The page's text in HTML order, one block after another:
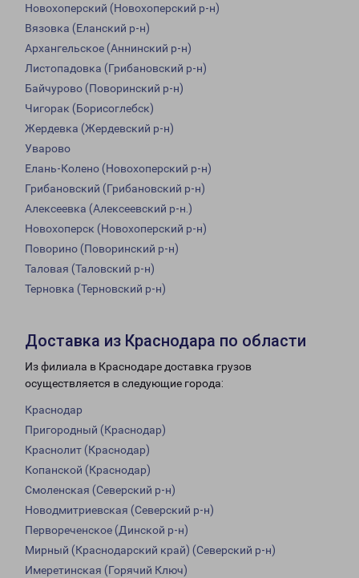
Новохоперский (Новохоперский р-н)
Вязовка (Еланский р-н)
Архангельское (Аннинский р-н)
Листопадовка (Грибановский р-н)
Байчурово (Поворинский р-н)
Чигорак (Борисоглебск)
Жердевка (Жердевский р-н)
Уварово
Елань-Колено (Новохоперский р-н)
Грибановский (Грибановский р-н)
Алексеевка (Алексеевский р-н.)
Новохоперск (Новохоперский р-н)
Поворино (Поворинский р-н)
Таловая (Таловский р-н)
Терновка (Терновский р-н)
Доставка из Краснодара по области
Из филиала в Краснодаре доставка грузов
осуществляется в следующие города:
Краснодар
Пригородный (Краснодар)
Краснолит (Краснодар)
Копанской (Краснодар)
Смоленская (Северский р-н)
Новодмитриевская (Северский р-н)
Первореченское (Динской р-н)
Мирный (Краснодарский край) (Северский р-н)
Имеретинская (Горячий Ключ)